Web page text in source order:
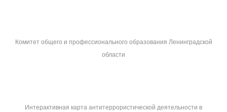
Комитет общего и профессионального образования Ленинградской
области
Интерактивная карта антитеррористической деятельности в